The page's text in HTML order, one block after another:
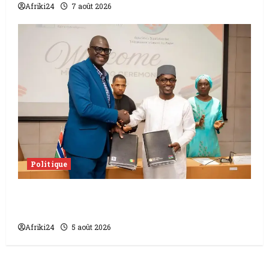
Afriki24 7 août 2026
Politique
Afriki24 5 août 2026